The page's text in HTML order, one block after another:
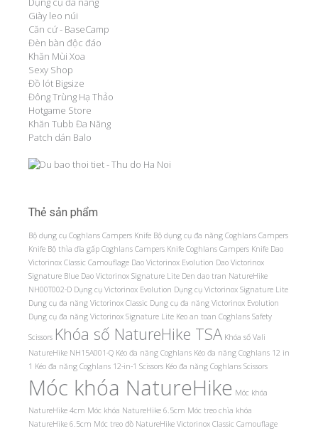
Giày leo núi
Căn cứ - BaseCamp
Đèn bàn độc đáo
Khăn Mùi Xoa
Sexy Shop
Đồ lót Bigsize
Đông Trùng Hạ Thảo
Hotgame Store
Khăn Tubb Đa Năng
Patch dán Balo
Thẻ sản phẩm
Bộ dụng cụ Coghlans Campers Knife Bộ dụng cụ đa năng Coghlans Campers
Knife Bộ thìa dĩa gấp Coghlans Campers Knife Coghlans Campers Knife Dao
Victorinox Classic Camouflage Dao Victorinox Evolution Dao Victorinox
Signature Blue Dao Victorinox Signature Lite Den dao tran NatureHike
NH00T002-D Dụng cụ Victorinox Evolution Dụng cụ Victorinox Signature Lite
Dụng cụ đa năng Victorinox Classic Dụng cụ đa năng Victorinox Evolution
Dụng cụ đa năng Victorinox Signature Lite Keo an toan Coghlans Safety
Scissors Khóa số NatureHike TSA Khóa số Vali
NatureHike NH15A001-Q Kéo đa năng Coghlans Kéo đa năng Coghlans 12 in
1 Kéo đa năng Coghlans 12-in-1 Scissors Kéo đa năng Coghlans Scissors
Móc khóa NatureHike Móc khóa
NatureHike 4cm Móc khóa NatureHike 6.5cm Móc treo chìa khóa
NatureHike 6.5cm Móc treo đồ NatureHike Victorinox Classic Camouflage